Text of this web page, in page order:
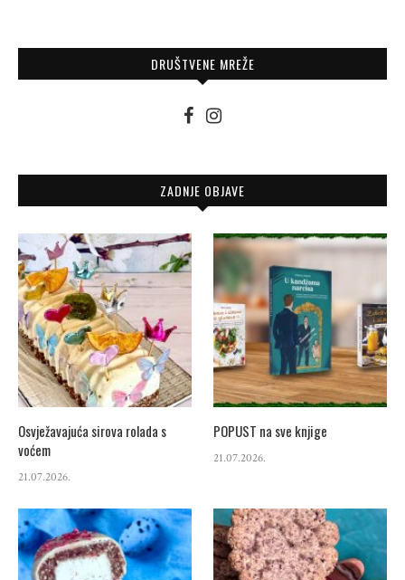
DRUŠTVENE MREŽE
ZADNJE OBJAVE
Osvježavajuća sirova rolada s
voćem
21.07.2026.
POPUST na sve knjige
21.07.2026.